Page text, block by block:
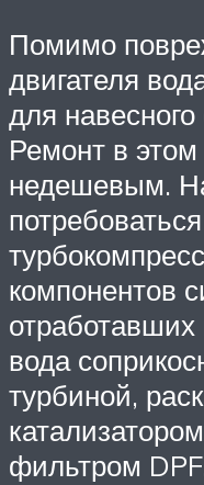
Помимо
двигателя
для
Ремонт в этом
недешевым.
компонентов
отработавших
вода
турбиной,
фильтром